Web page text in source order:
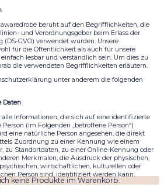
keine Produkte im Warenkorb.
beruht auf den Begrifflichkeiten, die
und Verordnungsgeber beim Erlass der
(DS-GVO) verwendet wurden. Unsere
für die Öffentlichkeit als auch für unsere
lesbar und verständlich sein. Um dies zu
die verwendeten Begrifflichkeiten erläutern.
unter anderem die folgenden
Daten
alle Informationen, die sich auf eine identifizierte
(im Folgenden „betroffene Person“)
eine natürliche Person angesehen, die direkt
Zuordnung zu einer Kennung wie einem
zu Standortdaten, zu einer Online-Kennung oder
Merkmalen, die Ausdruck der physischen,
wirtschaftlichen, kulturellen oder
Person sind, identifiziert werden kann.